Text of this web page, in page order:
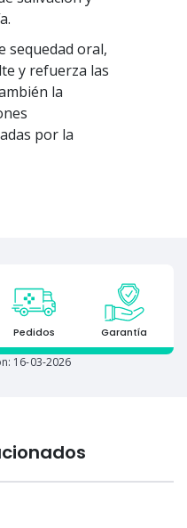
sequedad oral,
y refuerza las
la
por la
Pedidos Garantía
16-03-2026